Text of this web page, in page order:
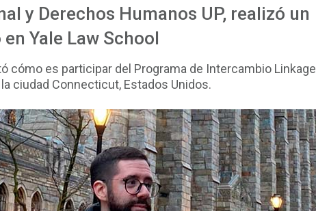
y Derechos Humanos UP, realizó un
Yale Law School
cómo es participar del Programa de Intercambio Linkage
ciudad Connecticut, Estados Unidos.